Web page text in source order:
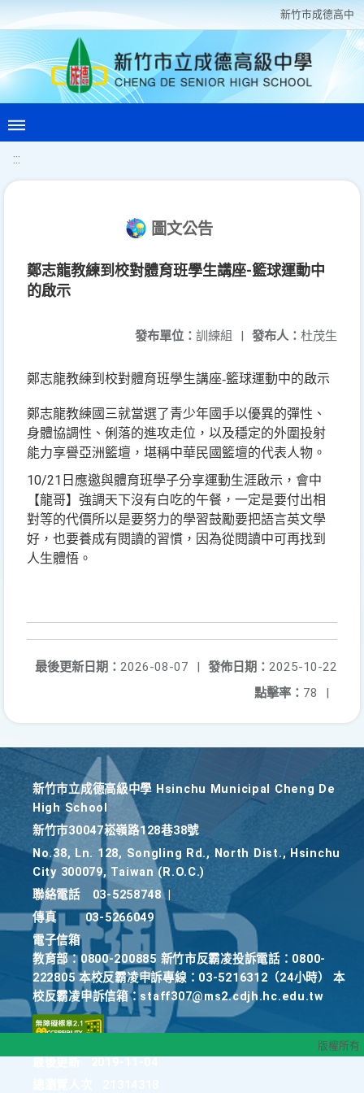
新竹巿成德高中
:::
圖文公告
鄭志龍教練到校對體育班學生講座-籃球運動中
的啟示
發布人： 杜茂生
發布單位： 訓練組 |
鄭志龍教練到校對體育班學生講座-籃球運動中的啟示
鄭志龍教練國三就當選了青少年國手以優異的彈性、
身體協調性、俐落的進攻走位，以及穩定的外圍投射
能力享譽亞洲籃壇，堪稱中華民國籃壇的代表人物。
10/21 日應邀與體育班學子分享運動生涯啟示，會中
【龍哥】強調天下沒有白吃的午餐，一定是要付出相
對等的代價所以是要努力的學習鼓勵要把語言英文學
好，也要養成有閱讀的習慣，因為從閱讀中可再找到
人生體悟。
發佈日期： 2025-10-22
最後更新日期： 2026-08-07
|
點擊率： 78 |
新竹巿立成德高級中學 Hsinchu Municipal Cheng De
High School
新竹巿30047崧嶺路128巷38號
No.38, Ln. 128, Songling Rd., North Dist., Hsinchu
City 300079, Taiwan (R.O.C.)
聯絡電話
03-5258748
傳真
03-5266049
電子信箱
教育部：0800-200885 新竹市反霸凌投訴電話：0800-
222805 本校反霸凌申訴專線：03-5216312（24小時） 本
校反霸凌申訴信箱：staff307@ms2.cdjh.hc.edu.tw
版權所有